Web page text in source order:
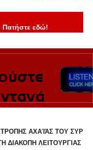
Πατήστε εδώ!
ΑΧΑΊΆΣ ΤΟΥ ΣΥΡ
ΔΙΑΚΟΠΗ ΛΕΙΤΟΥΡΓΙΑΣ